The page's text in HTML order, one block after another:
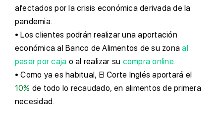
CONTACTO
afectados por la crisis económica derivada de la
pandemia.
• Los clientes podrán realizar una aportación
económica al Banco de Alimentos de su zonaal
pasar por caja o al realizar su compra online.
• Como ya es habitual, El Corte Inglés aportará el
10% de todo lo recaudado, en alimentos de primera
necesidad.